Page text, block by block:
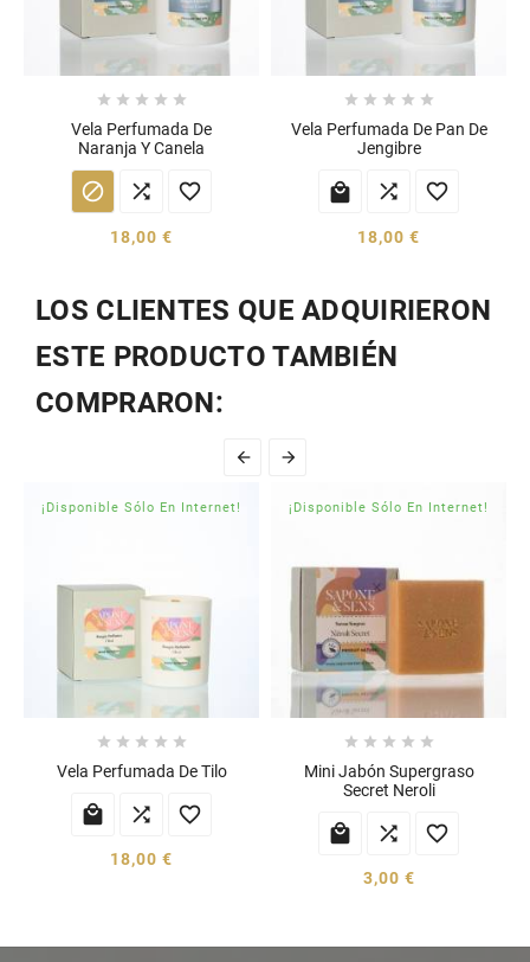
    
Vela Perfumada De
Naranja Y Canela
  
18,00 €
    
Vela Perfumada De Pan De
Jengibre
  
18,00 €
LOS CLIENTES QUE ADQUIRIERON
ESTE PRODUCTO TAMBIÉN
COMPRARON:
 
¡Disponible Sólo En Internet!
    
Vela Perfumada De Tilo
  
18,00 €
¡Disponible Sólo En Internet!
    
Mini Jabón Supergraso
Secret Neroli
  
3,00 €